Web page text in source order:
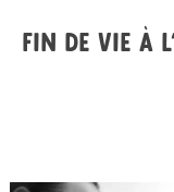
Fin de vie à